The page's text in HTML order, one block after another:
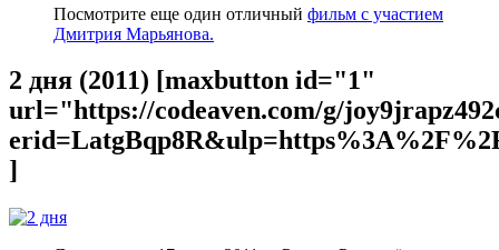
Посмотрите еще один отличный фильм с участием
Дмитрия Марьянова.
2 дня (2011) [maxbutton id="1"
url="https://codeaven.com/g/
]